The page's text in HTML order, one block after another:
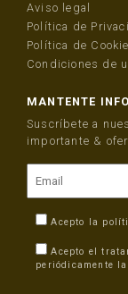
Aviso legal
Política de
Política de
Condiciones de
MANTENTE
Suscríbete a
importante &
Acepto la
Acepto el
periódicamente